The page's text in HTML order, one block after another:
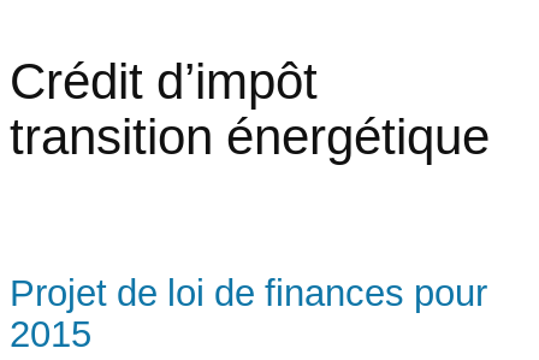
Crédit d’impôt
transition énergétique
Projet de loi de finances pour
2015